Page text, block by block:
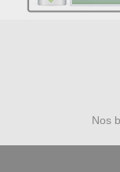
Nos